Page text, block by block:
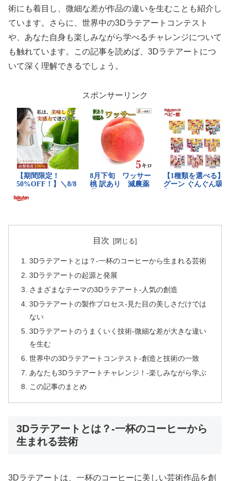
術にも着目し、微細な差が作品の違いを生むことも紹介し
ています。さらに、世界中の3Dラテアートコンテスト
や、あなた自身も楽しみながら学べるチャレンジについて
も触れています。この記事を読めば、3Dラテアートにつ
いて深く理解できるでしょう。
スポンサーリンク
目次
3Dラテアートとは？-一杯のコーヒーから生まれる芸術
3Dラテアートの起源と発展
さまざまなテーマの3Dラテアート-人気の創造
3Dラテアートの製作プロセス-見た目の美しさだけでは
ない
3Dラテアートのうまくいく技術-微細な差が大きな違い
を生む
世界中の3Dラテアートコンテスト-創造と技術の一致
あなたも3Dラテアートチャレンジ！-楽しみながら学ぶ
この記事のまとめ
3Dラテアートとは？-一杯のコーヒーから
生まれる芸術
3Dラテアートは、一杯のコーヒーに美しい芸術作品を創